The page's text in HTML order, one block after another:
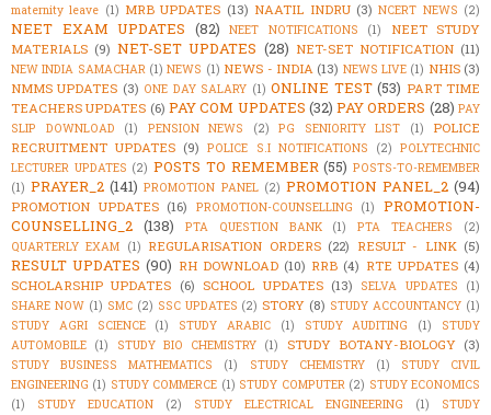
maternity leave (1) MRB UPDATES (13) NAATIL INDRU (3) NCERT NEWS (2)
NEET EXAM UPDATES (82) NEET NOTIFICATIONS (1)
NEET STUDY
MATERIALS (9) NET-SET UPDATES (28) NET-SET NOTIFICATION (11)
NEW INDIA SAMACHAR (1) NEWS (1) NEWS - INDIA (13) NEWS LIVE (1) NHIS (3)
NMMS UPDATES (3) ONE DAY SALARY (1) ONLINE TEST (53) PART TIME
TEACHERS UPDATES (6) PAY COM UPDATES (32) PAY ORDERS (28) PAY
SLIP DOWNLOAD
(1) PENSION NEWS (2) PG SENIORITY LIST (1)
POLICE
RECRUITMENT UPDATES (9) POLICE S.I NOTIFICATIONS (2) POLYTECHNIC
LECTURER UPDATES (2) POSTS TO REMEMBER (55) POSTS-TO-REMEMBER
(1) PRAYER_2 (141) PROMOTION PANEL (2) PROMOTION PANEL_2 (94)
PROMOTION UPDATES (16) PROMOTION-COUNSELLING (1)
PROMOTION-
COUNSELLING_2 (138) PTA QUESTION BANK (1) PTA TEACHERS
(2)
QUARTERLY EXAM (1) REGULARISATION ORDERS (22) RESULT - LINK (5)
RESULT UPDATES (90) RH DOWNLOAD (10) RRB (4) RTE UPDATES (4)
SCHOLARSHIP UPDATES (6) SCHOOL UPDATES (13) SELVA UPDATES
(1)
SHARE NOW (1) SMC (2) SSC UPDATES (2) STORY (8) STUDY ACCOUNTANCY (1)
STUDY AGRI SCIENCE
(1) STUDY ARABIC (1) STUDY AUDITING (1)
STUDY
AUTOMOBILE (1) STUDY BIO CHEMISTRY (1) STUDY BOTANY-BIOLOGY (3)
STUDY BUSINESS MATHEMATICS (1) STUDY CHEMISTRY (1)
STUDY CIVIL
ENGINEERING (1) STUDY COMMERCE (1) STUDY COMPUTER (2) STUDY ECONOMICS
(1)
STUDY EDUCATION (2) STUDY ELECTRICAL ENGINEERING (1)
STUDY